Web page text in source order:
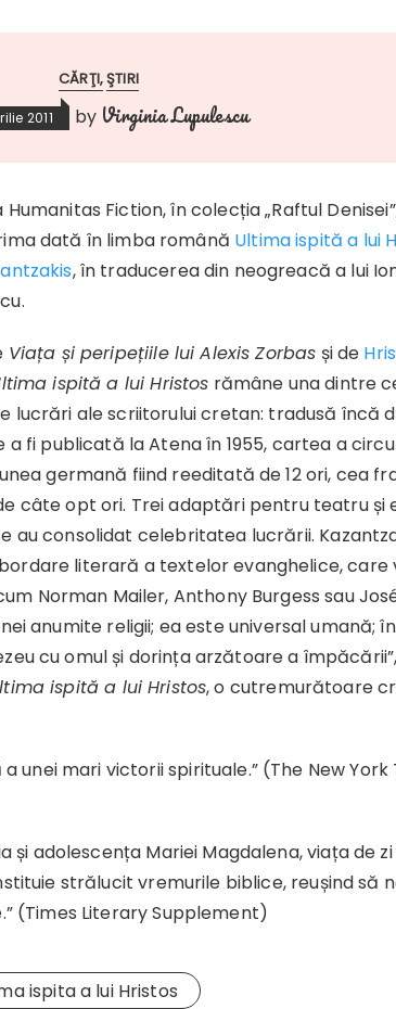
CĂRŢI ŞTIRI
2011 by Virginia Lupulescu
Humanitas Fiction, în colecția „Raftul
dată în limba română Ultima ispită a lui
, în traducerea din neogreacă a lui
Viața și peripețiile lui Alexis Zorbas și de
ispită a lui Hristos rămâne una dintre
lucrări ale scriitorului cretan: tradusă încă
a fi publicată la Atena în 1955, cartea a
germană fiind reeditată de 12 ori, cea
câte opt ori. Trei adaptări pentru teatru și
au consolidat celebritatea lucrării.
literară a textelor evanghelice, care
Norman Mailer, Anthony Burgess sau
anumite religii; ea este universal umană;
cu omul și dorința arzătoare a
ispită a lui Hristos, o cutremurătoare
unei mari victorii spirituale.” (The New York
și adolescența Mariei Magdalena, viața de zi
strălucit vremurile biblice, reușind să
(Times Literary Supplement)
ispita a lui Hristos